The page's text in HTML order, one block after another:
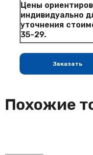
Цены
индивидуально
уточнения
35-29.
Заказать
Похожие